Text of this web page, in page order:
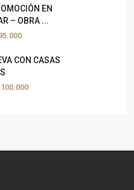
EN
– OBRA ...
CON CASAS